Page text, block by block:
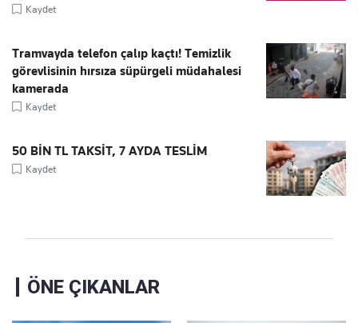
Kaydet
Tramvayda telefon çalıp kaçtı! Temizlik
görevlisinin hırsıza süpürgeli müdahalesi
kamerada
Kaydet
50 BİN TL TAKSİT, 7 AYDA TESLİM
Kaydet
ÖNE ÇIKANLAR